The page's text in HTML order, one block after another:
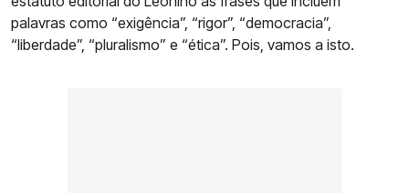
palavras como “exigência”, “rigor”, “democracia”,
“liberdade”, “pluralismo” e “ética”. Pois, vamos a isto.